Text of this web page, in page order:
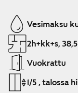
Näytetään dia 1 / 10
Vesimaksu
2h+kk+s, 38,5
Vuokrattu
1/5 , talossa